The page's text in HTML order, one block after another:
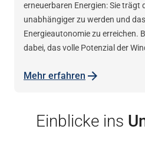
erneuerbaren Energien: Sie trägt
unabhängiger zu werden und
Energieautonomie zu erreichen.
dabei, das volle Potenzial der
Mehr erfahren
Einblicke ins